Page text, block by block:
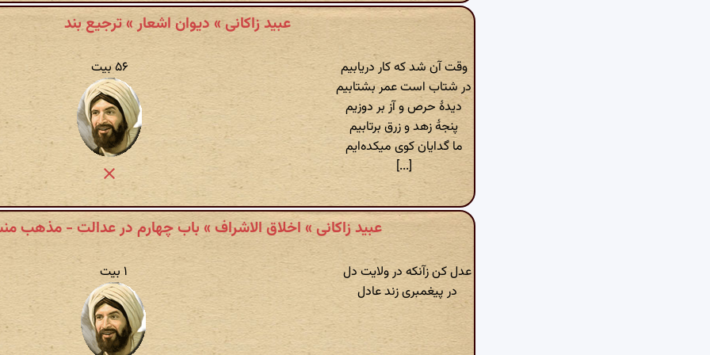
عبید زاکانی » دیوان اشعار » ترجیع بند
وقت آن شد که کار دریابیم
در شتاب است عمر بشتابیم
دیدهٔ حرص و آز بر دوزیم
پنجهٔ زهد و زرق برتابیم
ما گدایان کوی میکده‌ایم
[...]
۵۶ بیت
عبید زاکانی » اخلاق الاشراف » باب چهارم در عدالت - مذهب
عدل کن زآنکه در ولایت دل
در پیغمبری زند عادل
۱ بیت